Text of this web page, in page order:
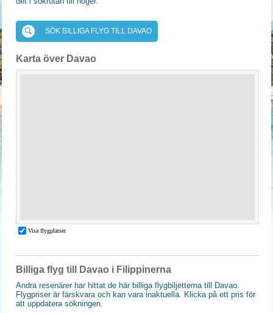
SÖK BILLIGA FLYG TILL DAVAO
Karta över Davao
Billiga flyg till Davao i Filippinerna
Andra resenärer har hittat de här billiga flygbiljetterna till Davao.
Flygpriser är färskvara och kan vara inaktuella. Klicka på ett pris för
att uppdatera sökningen.